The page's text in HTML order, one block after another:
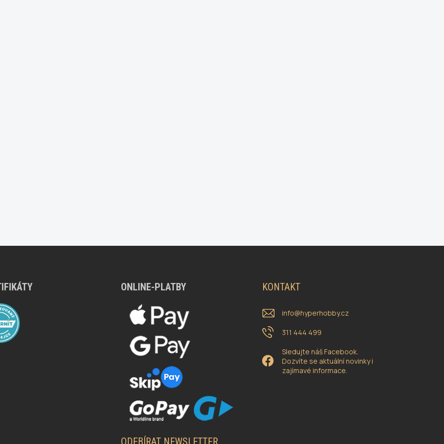
ONLINE-PLATBY KONTAKT
info@hyperhobby.cz
311 444 499
Sledujte náš Facebook.
Dozvíte se aktuální novinky i
zajímavé informace.
ODEBÍRAT NEWSLETTER